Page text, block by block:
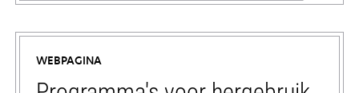
opens
in
new
tab
WEBPAGINA